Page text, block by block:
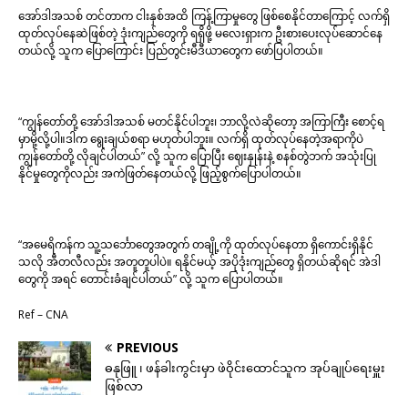
အော်ဒါအသစ် တင်တာက ငါးနှစ်အထိ ကြန့်ကြာမှုတွေ ဖြစ်စေနိုင်တာကြောင့် လက်ရှိ
ထုတ်လုပ်နေဆဲဖြစ်တဲ့ ဒုံးကျည်တွေကို ရရှိဖို့ မလေးရှားက ဦးစားပေးလုပ်ဆောင်နေ
တယ်လို့ သူက ပြောကြောင်း ပြည်တွင်းမီဒီယာတွေက ဖော်ပြပါတယ်။
“ကျွန်တော်တို့ အော်ဒါအသစ် မတင်နိုင်ပါဘူး၊ ဘာလို့လဲဆိုတော့ အကြာကြီး စောင့်ရ
မှာမို့လို့ပါ။ဒါက ရွေးချယ်စရာ မဟုတ်ပါဘူး။ လက်ရှိ ထုတ်လုပ်နေတဲ့အရာကိုပဲ
ကျွန်တော်တို့ လိုချင်ပါတယ်” လို့ သူက ပြောပြီး ဈေးနှုန်းနဲ့ စနစ်တွဲဘက် အသုံးပြု
နိုင်မှုတွေကိုလည်း အကဲဖြတ်နေတယ်လို့ ဖြည့်စွက်ပြောပါတယ်။
“အမေရိကန်က သူ့သင်္ဘောတွေအတွက် တချို့ကို ထုတ်လုပ်နေတာ ရှိကောင်းရှိနိုင်
သလို အီတလီလည်း အတူတူပါပဲ။ ရနိုင်မယ့် အပိုဒုံးကျည်တွေ ရှိတယ်ဆိုရင် အဲဒါ
တွေကို အရင် တောင်းခံချင်ပါတယ်” လို့ သူက ပြောပါတယ်။
Ref – CNA
PREVIOUS
ဓနုဖြူ ၊ ဖန်ခါးကွင်းမှာ ဖဲဝိုင်းထောင်သူက အုပ်ချုပ်ရေးမှူး
ဖြစ်လာ